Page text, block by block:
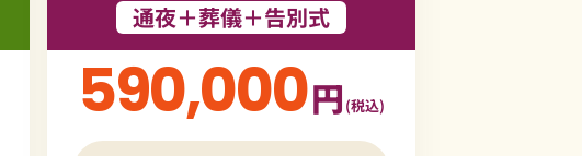
通夜＋葬儀＋告別式
590,000円 (税込)